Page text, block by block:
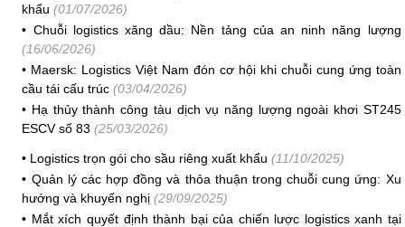
khẩu (01/07/2026)
• Chuỗi logistics xăng dầu: Nền tảng của an ninh năng lượng
(16/06/2026)
• Maersk: Logistics Việt Nam đón cơ hội khi chuỗi cung ứng toàn
cầu tái cấu trúc (03/04/2026)
• Hạ thủy thành công tàu dịch vụ năng lượng ngoài khơi ST245
ESCV số 83 (25/03/2026)
• Logistics trọn gói cho sầu riêng xuất khẩu (11/10/2025)
• Quản lý các hợp đồng và thỏa thuận trong chuỗi cung ứng: Xu
hướng và khuyến nghị (29/09/2025)
• Mắt xích quyết định thành bại của chiến lược logistics xanh tại